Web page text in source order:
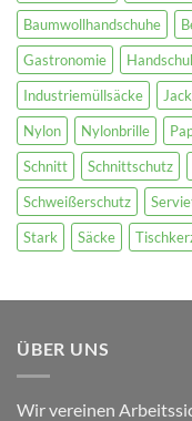
Baumwollhandschuhe
Gastronomie
Industriemüllsäcke
Nylon
Nylonbrille
Schnitt
Schnittschutz
Schweißerschutz
Stark
Säcke
ÜBER UNS
Wir vereinen